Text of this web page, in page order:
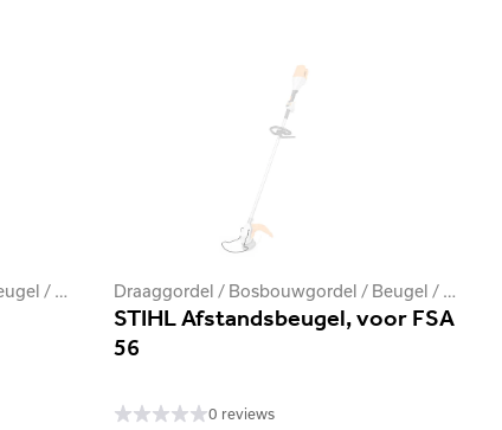
Draaggordel / Bosbouwgordel / Beugel / Stootkussen Draaggordel / Bosbouwgordel / Beugel / Stootkussen
STIHL Afstandsbeugel, voor FSA
56
0 reviews